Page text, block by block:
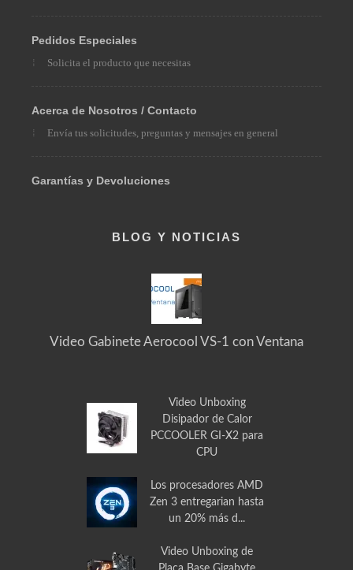
Pedidos Especiales
Solicita el producto que necesitas
Acerca de Nosotros / Contacto
Envía tus solicitudes, preguntas y mensajes en general
Garantías y Devoluciones
BLOG Y NOTICIAS
Video Gabinete Aerocool VS-1 con Ventana
Video Unboxing
Disipador de Calor
PCCOOLER GI-X2 para
CPU
Los procesadores AMD
Zen 3 entregarian hasta
un 20% más d...
Video Unboxing de